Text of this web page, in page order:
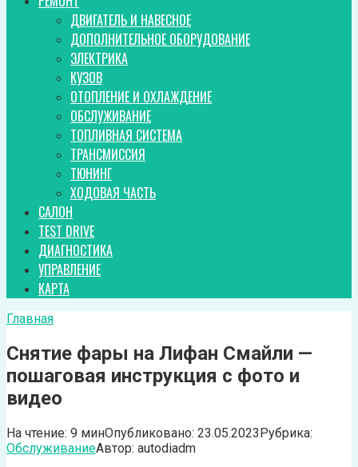
ДВИГАТЕЛЬ И НАВЕСНОЕ
ДОПОЛНИТЕЛЬНОЕ ОБОРУДОВАНИЕ
ЭЛЕКТРИКА
КУЗОВ
ОТОПЛЕНИЕ И ОХЛАЖДЕНИЕ
ОБСЛУЖИВАНИЕ
ТОПЛИВНАЯ СИСТЕМА
ТРАНСМИССИЯ
ТЮНИНГ
ХОДОВАЯ ЧАСТЬ
САЛОН
TEST DRIVE
ДИАГНОСТИКА
УПРАВЛЕНИЕ
КАРТА
Главная
Снятие фары на Лифан Смайли —
пошаговая инструкция с фото и
видео
На чтение: 9 минОпубликовано: 23.05.2023Рубрика:
ОбслуживаниеАвтор: autodiadm